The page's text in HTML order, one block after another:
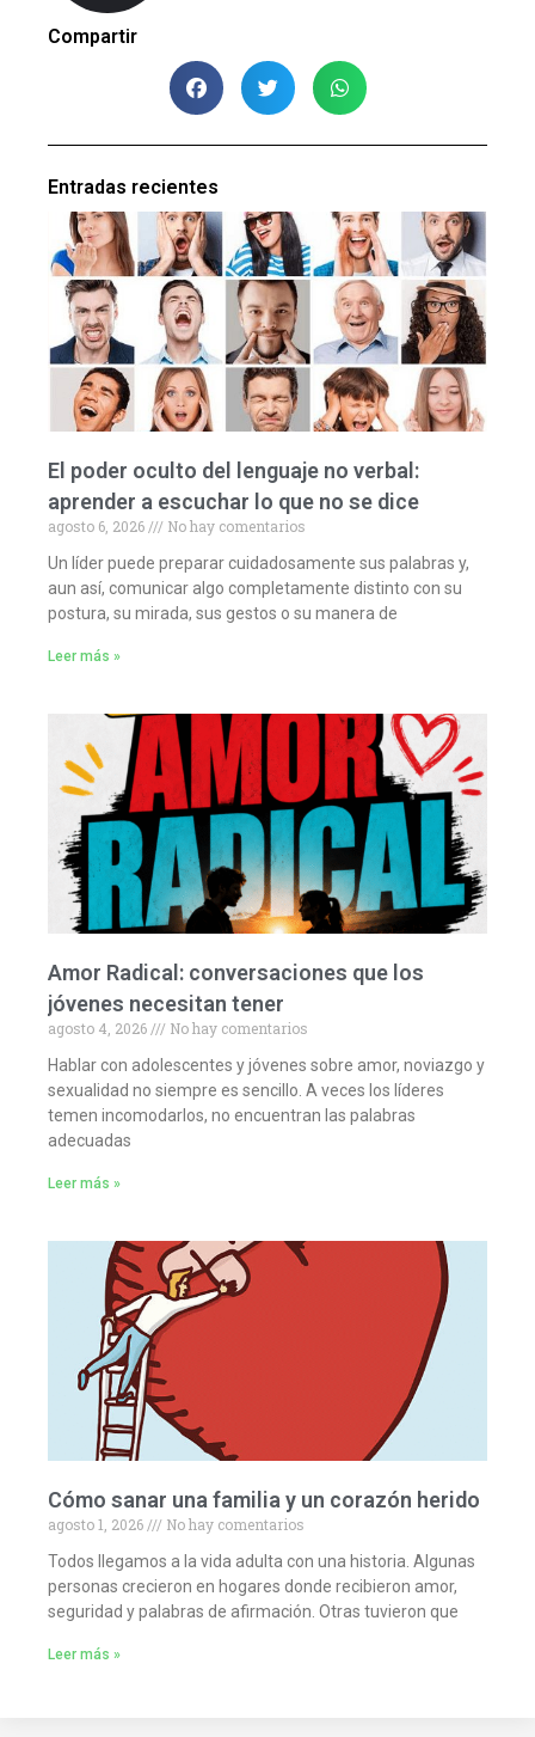
Compartir
Entradas recientes
El poder oculto del lenguaje no verbal:
aprender a escuchar lo que no se dice
agosto 6, 2026
No hay comentarios
Un líder puede preparar cuidadosamente sus palabras y,
aun así, comunicar algo completamente distinto con su
postura, su mirada, sus gestos o su manera de
Leer más »
Amor Radical: conversaciones que los
jóvenes necesitan tener
agosto 4, 2026
No hay comentarios
Hablar con adolescentes y jóvenes sobre amor, noviazgo y
sexualidad no siempre es sencillo. A veces los líderes
temen incomodarlos, no encuentran las palabras
adecuadas
Leer más »
Cómo sanar una familia y un corazón herido
agosto 1, 2026
No hay comentarios
Todos llegamos a la vida adulta con una historia. Algunas
personas crecieron en hogares donde recibieron amor,
seguridad y palabras de afirmación. Otras tuvieron que
Leer más »